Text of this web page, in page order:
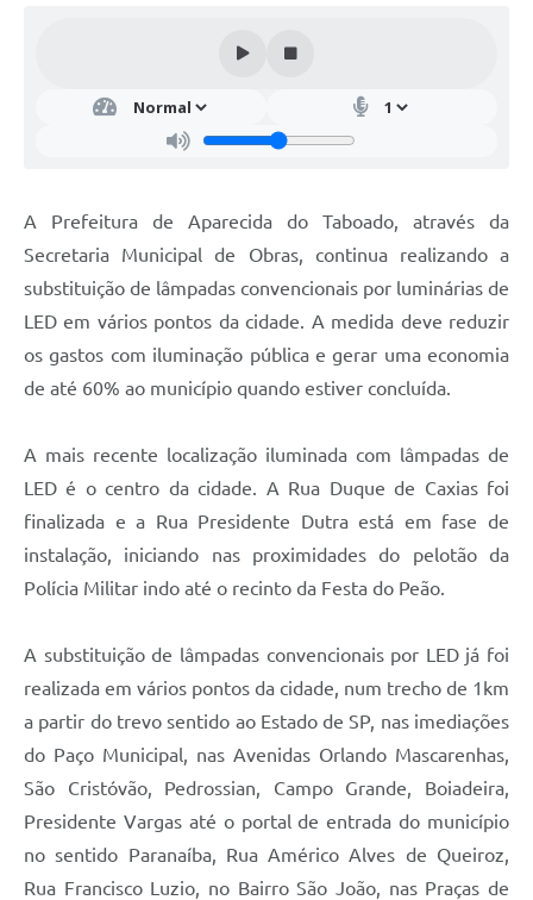
A Prefeitura de Aparecida do Taboado, através da
Secretaria Municipal de Obras, continua realizando a
substituição de lâmpadas convencionais por luminárias de
LED em vários pontos da cidade. A medida deve reduzir
os gastos com iluminação pública e gerar uma economia
de até 60% ao município quando estiver concluída.
A mais recente localização iluminada com lâmpadas de
LED é o centro da cidade. A Rua Duque de Caxias foi
finalizada e a Rua Presidente Dutra está em fase de
instalação, iniciando nas proximidades do pelotão da
Polícia Militar indo até o recinto da Festa do Peão.
A substituição de lâmpadas convencionais por LED já foi
realizada em vários pontos da cidade, num trecho de 1km
a partir do trevo sentido ao Estado de SP, nas imediações
do Paço Municipal, nas Avenidas Orlando Mascarenhas,
São Cristóvão, Pedrossian, Campo Grande, Boiadeira,
Presidente Vargas até o portal de entrada do município
no sentido Paranaíba, Rua Américo Alves de Queiroz,
Rua Francisco Luzio, no Bairro São João, nas Praças de